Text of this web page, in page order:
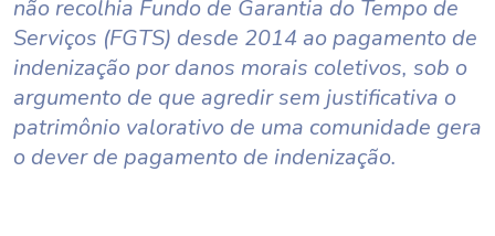
não recolhia Fundo de Garantia do Tempo de
Serviços (FGTS) desde 2014 ao pagamento de
indenização por danos morais coletivos, sob o
argumento de que agredir sem justificativa o
patrimônio valorativo de uma comunidade gera
o dever de pagamento de indenização.